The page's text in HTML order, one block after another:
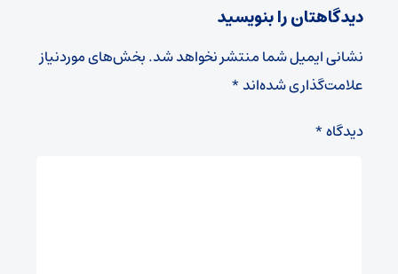
دیدگاهتان را بنویسید
نشانی ایمیل شما منتشر نخواهد شد.بخش‌های موردنیاز
علامت‌گذاری شده‌اند*
دیدگاه*